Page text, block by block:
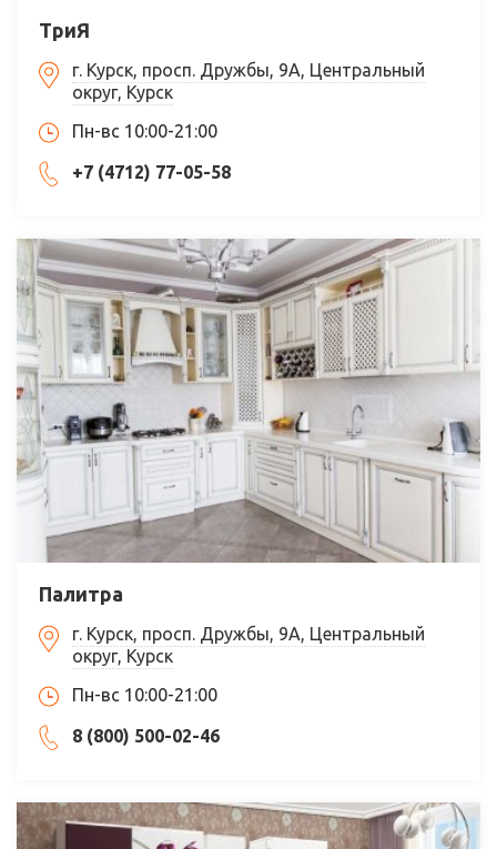
ТриЯ
г. Курск, просп. Дружбы, 9А, Центральный
округ, Курск
Пн-вс 10:00-21:00
+7 (4712) 77-05-58
Палитра
г. Курск, просп. Дружбы, 9А, Центральный
округ, Курск
Пн-вс 10:00-21:00
8 (800) 500-02-46